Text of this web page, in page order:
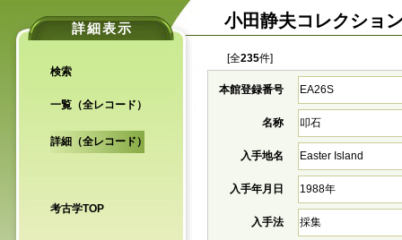
詳細表示
検索
一覧（全レコード）
詳細（全レコード）
考古学TOP
小田静夫コレクショ
[全235件]
本館登録番号 EA26S
名称 叩石
入手地名 Easter Island
入手年月日 1988年
入手法 採集